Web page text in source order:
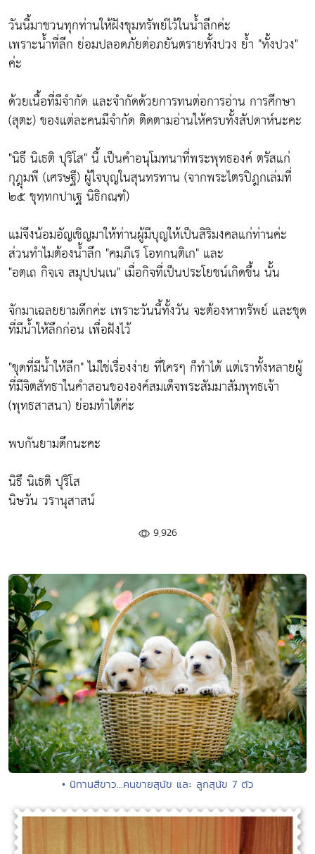
วันนี้มาชวนทุกท่านให้ฝังขุมทรัพย์ไว้ในน้ำลึกค่ะ
เพราะน้ำที่ลึก ย่อมปลอดภัยต่อภยันตรายทั้งปวง ย้ำ "ทั้งปวง"
ค่ะ
ด้วยเนื้อที่มีจำกัด และจำกัดด้วยการทนต่อการอ่าน การศึกษา
(สุตะ) ของแต่ละคนมีจำกัด ติดตามอ่านให้ครบทั้งสัปดาห์นะคะ
"นิธึ นิเธติ ปุริโส" นี้ เป็นคำอนุโมทนาที่พระพุทธองค์ ตรัสแก่
กุฎุมพี (เศรษฐี) ผู้ใจบุญในสุนทรทาน (จากพระไตรปิฎกเล่มที่
๒๕ ขุทฺทกปาเฐ นิธิกณฺฑํ)
แม่จึงน้อมอัญเชิญมาให้ท่านผู้มีบุญให้เป็นสิริมงคลแก่ท่านค่ะ
ส่วนทำไมต้องน้ำลึก "คมฺภีเร โอทกนฺติเก" และ
"อตฺเถ กิจฺเจ สมุปฺปนฺเน" เมื่อกิจที่เป็นประโยชน์เกิดขึ้น นั้น
จักมาเฉลยยามดึกค่ะ เพราะวันนี้ทั้งวัน จะต้องหาทรัพย์ และขุด
ที่มีน้ำให้ลึกก่อน เพื่อฝังไว้
"ขุดที่มีน้ำให้ลึก" ไม่ใช่เรื่องง่าย ที่ใครๆ ก็ทำได้ แต่เราทั้งหลายผู้
ที่มีจิตสัทธาในคำสอนขององค์สมเด็จพระสัมมาสัมพุทธเจ้า
(พุทธสาสนา) ย่อมทำได้ค่ะ
พบกันยามดึกนะคะ
นิธึ นิเธติ ปุริโส
นิษวัน วรานุสาสน์
9,926
• นิทานสีขาว...คนขายสุนัข และ ลูกสุนัข 7 ตัว